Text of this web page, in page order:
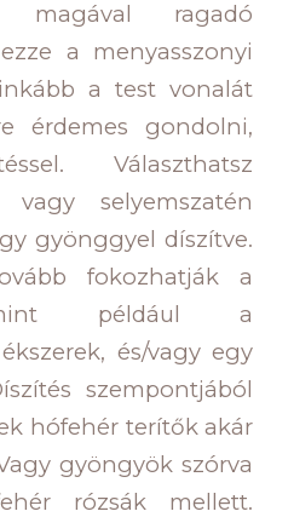
magával ragadó
a menyasszonyi
a test vonalát
érdemes gondolni,
Választhatsz
selyemszatén
gyönggyel díszítve.
fokozhatják a
például a
és/vagy egy
szempontjából
hófehér terítők akár
gyöngyök szórva
rózsák mellett.